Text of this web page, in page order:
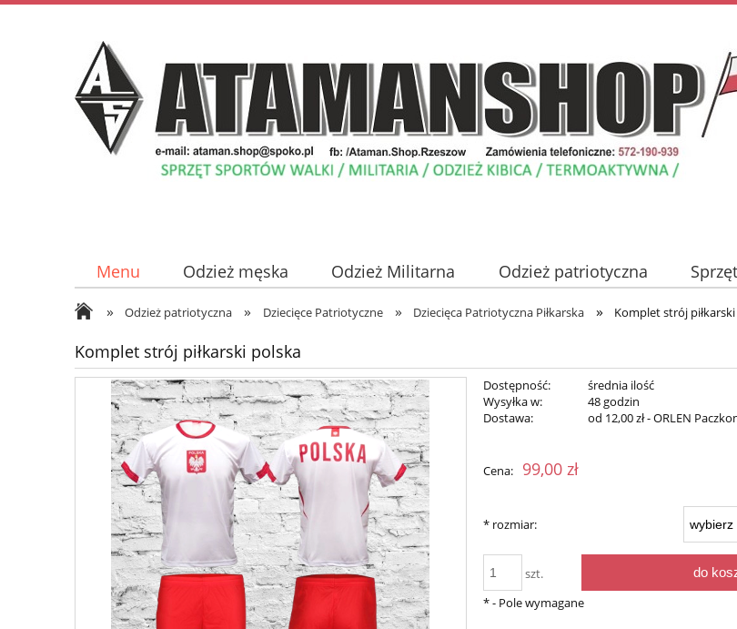
Menu Odzież męska Odzież Militarna Odzież patriotyczna
Odzież damska
Płyty z Muzyką Nowości Promocje Blog
» Odzież patriotyczna » Dziecięce Patriotyczne » Dziecięca Patriotyczna Piłkarska » Komplet strój
Komplet strój piłkarski polska
Dostępność:
średnia ilość
Wysyłka w:
48 godzin
Dostawa:
od 12,00 zł- ORLEN
płatności
Cena: 99,00 zł
* rozmiar:
szt. do
*- Pole wymagane